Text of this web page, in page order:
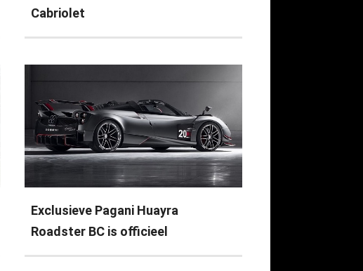
Cabriolet
Exclusieve Pagani Huayra
Roadster BC is officieel